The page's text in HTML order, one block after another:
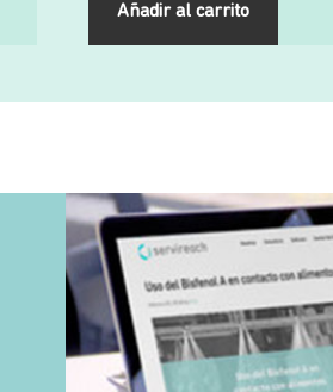
Añadir al carrito